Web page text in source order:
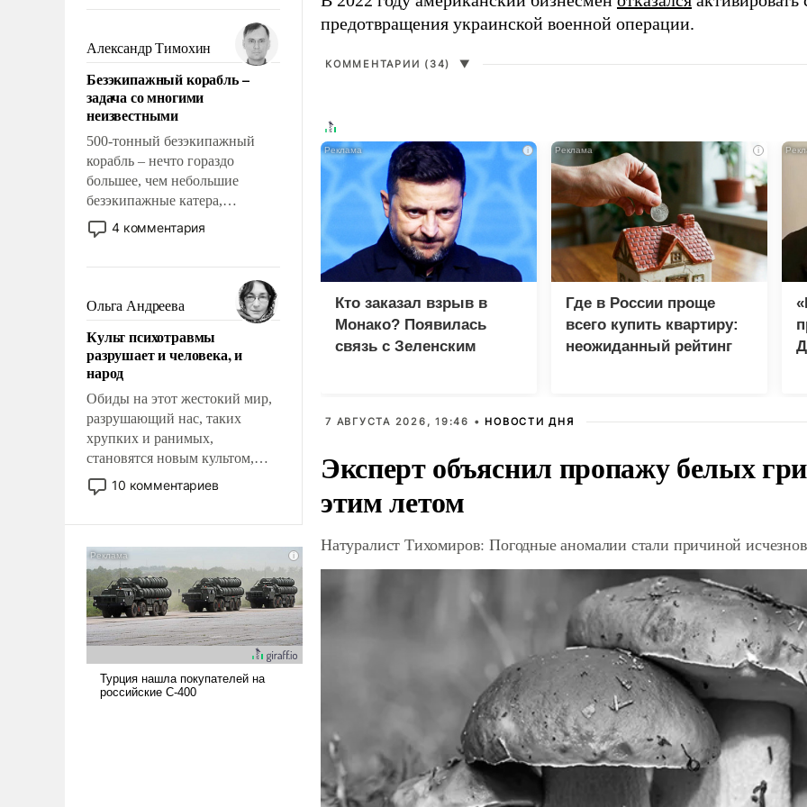
чем она отличается от просто
образованных людей. Иногда
казалось, что эти вопросы
решены раз и навсегда, но –
нет, не решены.
Александр Тимохин
Безэкипажный корабль –
задача со многими
неизвестными
500-тонный безэкипажный
корабль – нечто гораздо
большее, чем небольшие
безэкипажные катера,
применение которых уже
стало обыденностью. Задача по
сложна и амбициозна. Однако
и ее реализация радикально
поднимет наши боевые
возможности.
4 комментария
Ольга Андреева
Культ психотравмы
разрушает и человека, и
народ
Обиды на этот жестокий мир,
разрушающий нас, таких
хрупких и ранимых,
становятся новым культом,
постепенно вытесняя и
отменяя традиционное
ударами судьбы, брать на себя
ответственность, помогать
слабым, идти вперед и
адаптироваться.
10 комментариев
предотвращения украинской военной операции.
КОММЕНТАРИИ (34) ▼
i
Кто заказал взрыв в
Монако? Появилась
связь с Зеленским
i
Где в России проще
всего купить квартиру:
неожиданный рейтинг
7 АВГУСТА 2026, 19:46 • НОВОСТИ ДНЯ
Эксперт объяснил пропажу белых
этим летом
Натуралист Тихомиров: Погодные аномалии стали причиной